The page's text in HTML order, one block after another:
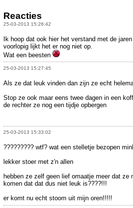
Reacties
25-03-2013 15:26:42
Ik hoop dat ook hier het verstand met de
voorlopig lijkt het er nog niet op.
Wat een beesten
25-03-2013 15:27:45
Als ze dat leuk vinden dan zijn ze echt
Stop ze ook maar eens twee dagen in een
de rechter ze nog een tijdje opbergen
25-03-2013 15:33:02
????????? wtf? wat een stelletje bezopen
lekker stoer met z'n allen
hebben ze zelf geen lief omaatje meer dat ze
komen dat dat dus niet leuk is????!!!
er komt nu echt stoom uit mijn oren!!!!!